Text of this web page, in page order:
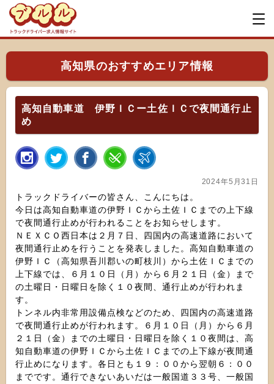
高知県のおすすめエリア情報
高知自動車道 伊野ＩＣー土佐ＩＣで夜間通行止
め
2024年5月31日
トラックドライバーの皆さん、こんにちは。
今日は高知自動車道の伊野ＩＣから土佐ＩＣまでの上下線
で夜間通行止めが行われることをお知らせします。
ＮＥＸＣＯ西日本は２月７日、四国内の高速道路において
夜間通行止めを行うことを発表しました。高知自動車道の
伊野ＩＣ（高知県吾川郡いの町枝川）から土佐ＩＣまでの
上下線では、６月１０日（月）から６月２１日（金）まで
の土曜日・日曜日を除く１０夜間、通行止めが行われま
す。
トンネル内非常用設備点検などのため、四国内の高速道路
で夜間通行止めが行われます。６月１０日（月）から６月
２１日（金）までの土曜日・日曜日を除く１０夜間は、高
知自動車道の伊野ＩＣから土佐ＩＣまでの上下線が夜間通
行止めになります。各日とも１９：００から翌朝６：００
までです。通行できないあいだは一般国道３３号、一般国